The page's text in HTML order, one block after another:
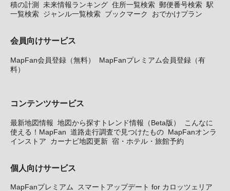
積の計測
未来情報ランキング 住所一覧検索 郵便番号検索 駅
一覧検索 ジャンル一覧検索 ブックマーク おでかけプラン
会員向けサービス
MapFan会員登録（無料）
MapFanプレミアム会員登録（有
料）
コンテンツサービス
最新地図情報 地図から探すトレンド情報（Beta版）
こんなに
使える！MapFan 道路走行調査で見つけたもの MapFanオンラ
インストア
カーナビ地図更新 宿・ホテル・旅館予約
個人向けサービス
MapFanプレミアム スマートアップデート for カロッツェリア